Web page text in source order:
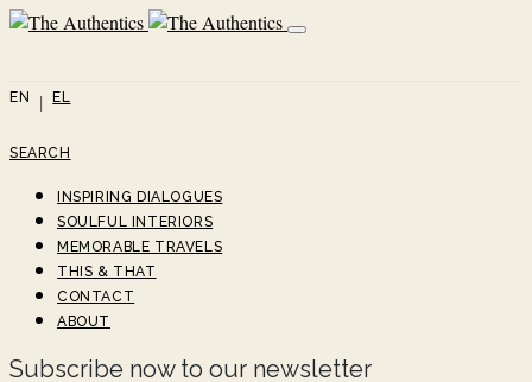
EN EL
SEARCH
INSPIRING DIALOGUES
SOULFUL INTERIORS
MEMORABLE TRAVELS
THIS & THAT
CONTACT
ABOUT
Subscribe now to our newsletter